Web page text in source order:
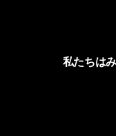
私たちは